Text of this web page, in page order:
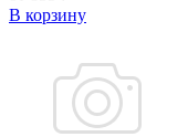
В корзину